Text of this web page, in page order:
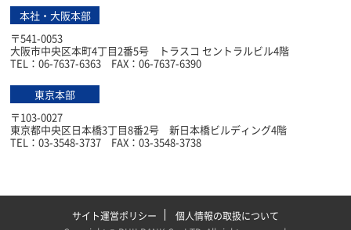
本社・大阪本部
〒541-0053
大阪市中央区本町4丁目2番5号 トラスコ セントラルビル4階
TEL：06-7637-6363 FAX：06-7637-6390
東京本部
〒103-0027
東京都中央区日本橋3丁目8番2号 新日本橋ビルディング4階
TEL：03-3548-3737 FAX：03-3548-3738
サイト運営ポリシー
個人情報の取扱について